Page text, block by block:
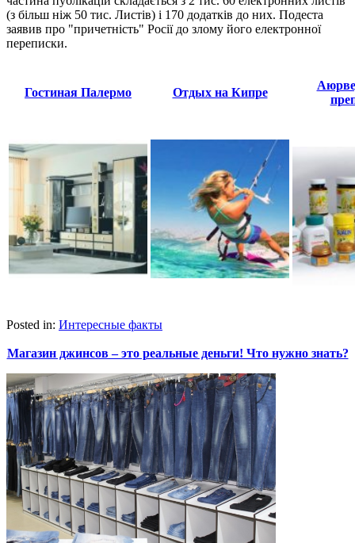
(з більш ніж 50 тис. Листів) і 170 додатків до них. Подеста
заявив про "причетність" Росії до злому його електронної
переписки.
Гостиная Палермо Отдых на Кипре
Posted in: Интересные факты
Магазин джинсов – это реальные деньги! Что нужно знать?